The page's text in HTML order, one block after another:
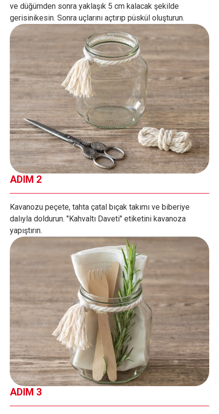
ve düğümden sonra yaklaşık 5 cm kalacak şekilde
gerisinikesin. Sonra uçlarını açtırıp püskül oluşturun.
ADIM 2
Kavanozu peçete, tahta çatal bıçak takımı ve biberiye
dalıyla doldurun. "Kahvaltı Daveti" etiketini kavanoza
yapıştırın.
ADIM 3